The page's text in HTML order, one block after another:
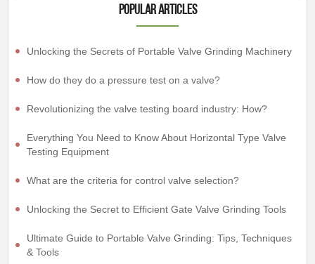
Popular articles
Unlocking the Secrets of Portable Valve Grinding Machinery
How do they do a pressure test on a valve?
Revolutionizing the valve testing board industry: How?
Everything You Need to Know About Horizontal Type Valve
Testing Equipment
What are the criteria for control valve selection?
Unlocking the Secret to Efficient Gate Valve Grinding Tools
Ultimate Guide to Portable Valve Grinding: Tips, Techniques
& Tools